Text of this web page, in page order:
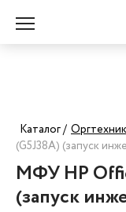
Каталог /
(G5J38A) (запуск
МФУ HP
(запуск